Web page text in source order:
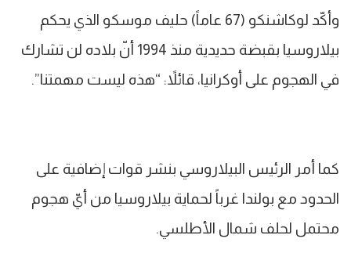
وأكّد لوكاشنكو (67 عاماً) حليف موسكو الذي يحكم
بيلاروسيا بقبضة حديدية منذ 1994 أنّ بلاده لن تشارك
في الهجوم على أوكرانيا، قائلاً: “هذه ليست مهمتنا”.
كما أمر الرئيس البيلاروسي بنشر قوات إضافية على
الحدود مع بولندا غرباً لحماية بيلاروسيا من أيّ هجوم
محتمل لحلف شمال الأطلسي.